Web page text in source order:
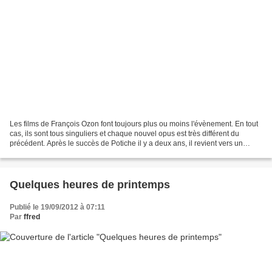
Les films de François Ozon font toujours plus ou moins l'évènement. En tout
cas, ils sont tous singuliers et chaque nouvel opus est très différent du
précédent. Après le succès de Potiche il y a deux ans, il revient vers un
Quelques heures de printemps
Publié le 19/09/2012 à 07:11
Par ffred